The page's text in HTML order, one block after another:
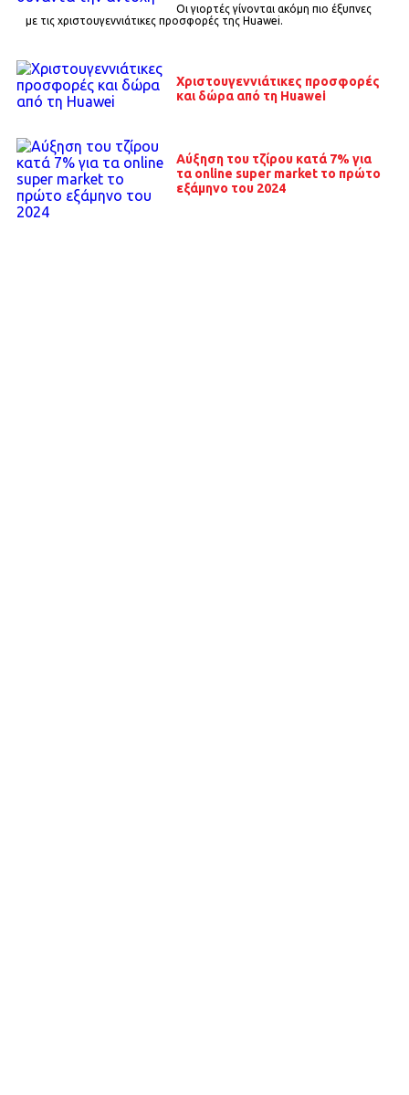
Οι γιορτές γίνονται ακόμη πιο έξυπνες
με τις χριστουγεννιάτικες προσφορές της Huawei.
Χριστουγεννιάτικες προσφορές
και δώρα από τη Huawei
Αύξηση του τζίρου κατά 7% για
τα οnline super market το πρώτο
εξάμηνο του 2024